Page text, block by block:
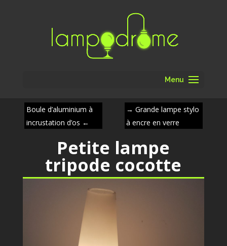
Menu
Boule d’aluminium à
incrustation d’os ←
→ Grande lampe stylo
à encre en verre
Petite lampe
tripode cocotte